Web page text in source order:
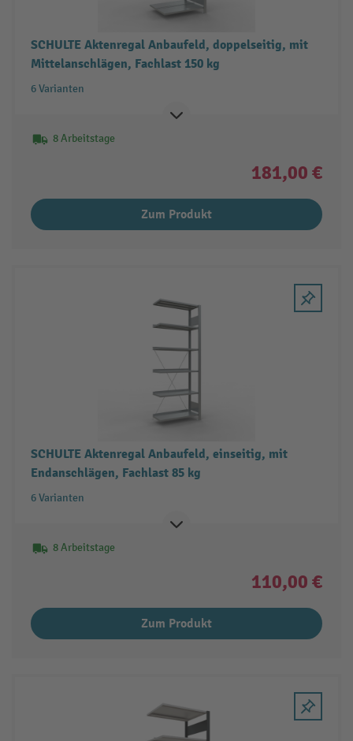
SCHULTE Aktenregal Anbaufeld, doppelseitig, mit
Mittelanschlägen, Fachlast 150 kg
6 Varianten
8 Arbeitstage
181,00 €
Zum Produkt
SCHULTE Aktenregal Anbaufeld, einseitig, mit
Endanschlägen, Fachlast 85 kg
6 Varianten
8 Arbeitstage
110,00 €
Zum Produkt